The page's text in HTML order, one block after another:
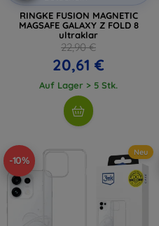
RINGKE FUSION MAGNETIC
MAGSAFE GALAXY Z FOLD 8
ultraklar
22,90 €
20,61 €
Auf Lager > 5 Stk.
-10%
Neu